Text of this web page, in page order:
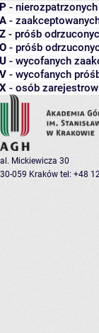
P -
A -
Z - próśb
O - próśb
U - wycofanych
V - wycofanych
X - osób
al. Mickiewicza 30
30-059 Kraków tel: +48